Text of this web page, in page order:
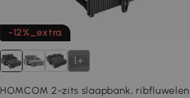
-12%_extra
1+
HOMCOM 2-zits slaapbank, ribfluwelen